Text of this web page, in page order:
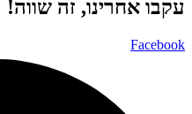
עקבו אחרינו, זה שווה!
Facebook